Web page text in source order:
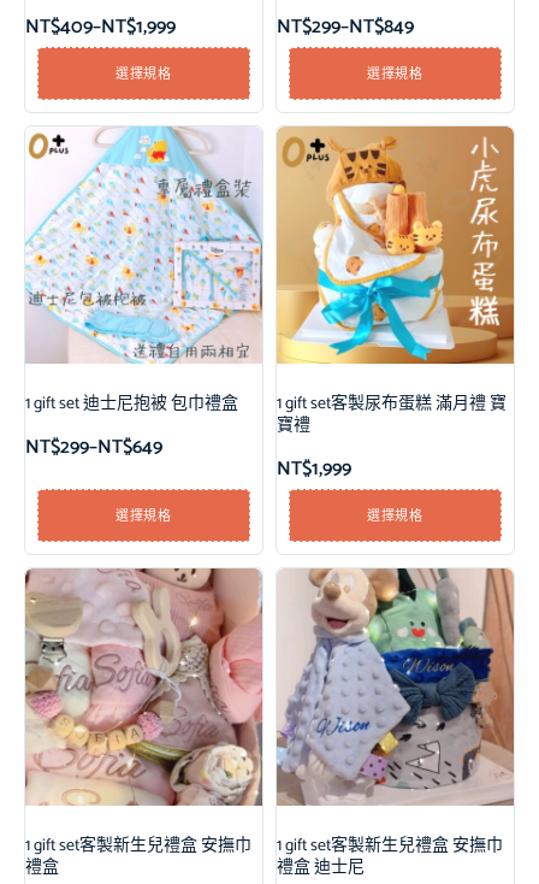
NT$409–NT$1,999
選擇規格
NT$299–NT$849
選擇規格
1 gift set 迪士尼抱被 包巾禮盒
NT$299–NT$649
選擇規格
1 gift set客製尿布蛋糕 滿月禮 寶
寶禮
NT$1,999
選擇規格
1 gift set客製新生兒禮盒 安撫巾
禮盒
1 gift set客製新生兒禮盒 安撫巾
禮盒 迪士尼